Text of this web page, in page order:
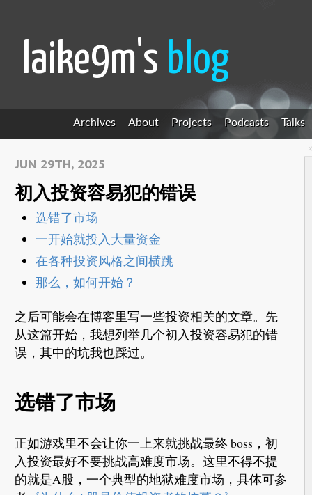
laike9m's blog
Archives About Projects Podcasts Talks
JUN 29TH, 2025
初入投资容易犯的错误
选错了市场
一开始就投入大量资金
在各种投资风格之间横跳
那么，如何开始？
之后可能会在博客里写一些投资相关的文章。先
从这篇开始，我想列举几个初入投资容易犯的错
误，其中的坑我也踩过。
选错了市场
正如游戏里不会让你一上来就挑战最终 boss，初
入投资最好不要挑战高难度市场。这里不得不提
的就是A股，一个典型的地狱难度市场，具体可参